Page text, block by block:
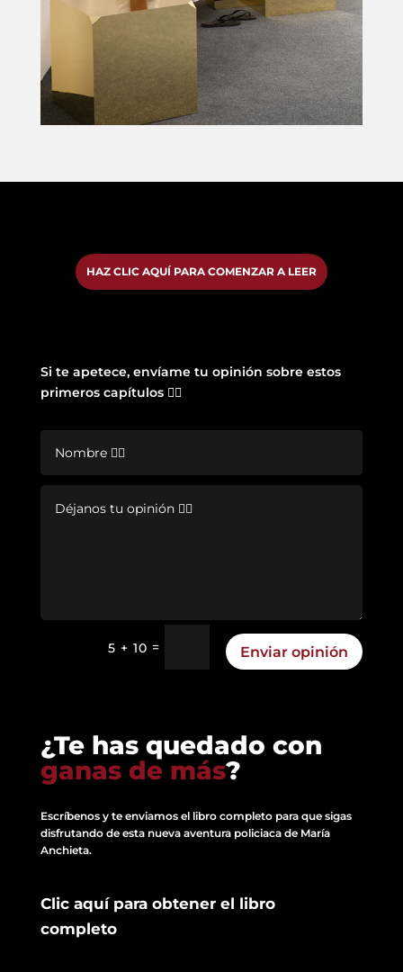
HAZ CLIC AQUÍ PARA COMENZAR A LEER
Si te apetece, envíame tu opinión sobre estos
primeros capítulos 👇🏽
5 + 10 = Enviar opinión
¿Te has quedado con
ganas de más?
Escríbenos y te enviamos el libro completo para que sigas
disfrutando de esta nueva aventura policiaca de María
Anchieta.
Clic aquí para obtener el libro
completo